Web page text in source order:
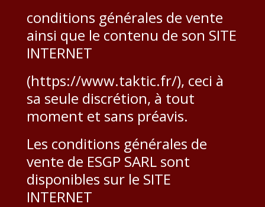
conditions générales de vente
ainsi que le contenu de son SITE
INTERNET
(https://www.taktic.fr/), ceci à
sa seule discrétion, à tout
moment et sans préavis.
Les conditions générales de
vente de ESGP SARL sont
disponibles sur le SITE
INTERNET